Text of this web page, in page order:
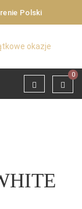
Polski
0